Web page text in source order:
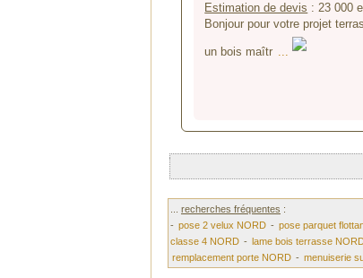
Estimation de devis :23 000
Bonjour pour votre projet
un bois maîtr ...
recherches fréquentes :
- pose 2 velux NORD - pose parquet
classe 4 NORD - lame bois terrasse
remplacement porte NORD - menuiserie